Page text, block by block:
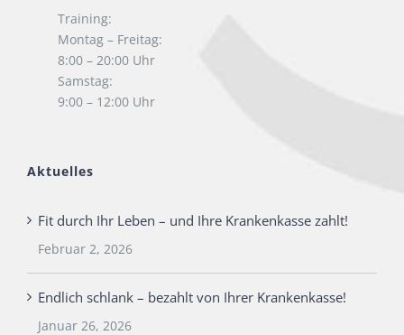
Training:
Montag – Freitag:
8:00 – 20:00 Uhr
Samstag:
9:00 – 12:00 Uhr
Aktuelles
Fit durch Ihr Leben – und Ihre Krankenkasse zahlt!
Februar 2, 2026
Endlich schlank – bezahlt von Ihrer Krankenkasse!
Januar 26, 2026